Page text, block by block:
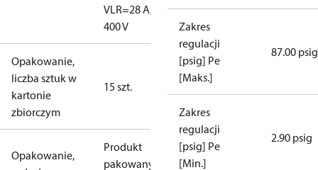
VLR=28 A,
400 V
Opakowanie,
liczba sztuk w
kartonie
zbiorczym
15 szt.
Opakowanie,
Produkt
pakowany
Zakres
regulacji
[psig] Pe
[Maks.]
87.00 psig
Zakres
regulacji
[psig] Pe
[Min.]
2.90 psig